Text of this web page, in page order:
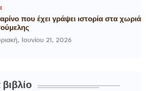
που έχει γράψει ιστορία στα χωριά
Ιουνίου 21, 2026